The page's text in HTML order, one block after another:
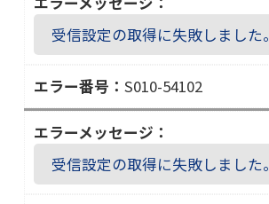
０
１
受信設定の取得に失敗しました。
S010-54102
Ｓ
０
０
受信設定の取得に失敗しました。